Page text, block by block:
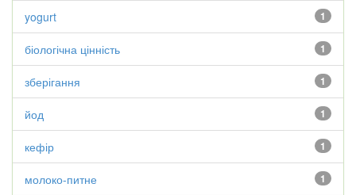
1
yogurt
1
біологічна цінність
1
зберігання
1
йод
1
кефір
1
молоко-питне